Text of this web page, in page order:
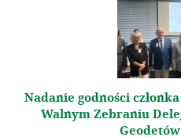
Nadanie godności
Walnym Zebraniu